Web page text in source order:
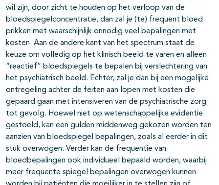
wil zijn, door zicht te houden op het verloop van de
bloedspiegelconcentratie, dan zal je (te) frequent bloed
prikken met waarschijnlijk onnodig veel bepalingen met
kosten. Aan de andere kant van het spectrum staat de
keuze om volledig op het klinisch beeld te varen en alleen
“reactief” bloedspiegels te bepalen bij verslechtering van
het psychiatrisch beeld. Echter, zal je dan bij een mogelijke
ontregeling achter de feiten aan lopen met kosten die
gepaard gaan met intensiveren van de psychiatrische zorg
tot gevolg. Hoewel niet op wetenschappelijke evidentie
gestoeld, kan een gulden middenweg gekozen worden ten
aanzien van bloedspiegel bepalingen, zoals al eerder in dit
stuk overwogen. Verder kan de frequentie van
bloedbepalingen ook individueel bepaald worden, waarbij
meer frequente spiegel bepalingen overwogen kunnen